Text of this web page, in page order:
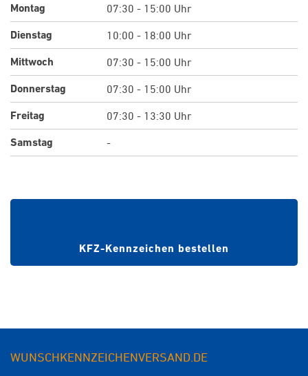
Montag 07:30 - 15:00 Uhr
Dienstag 10:00 - 18:00 Uhr
Mittwoch 07:30 - 15:00 Uhr
Donnerstag 07:30 - 15:00 Uhr
Freitag 07:30 - 13:30 Uhr
Samstag -
KFZ-Kennzeichen bestellen
WUNSCHKENNZEICHENVERSAND.DE